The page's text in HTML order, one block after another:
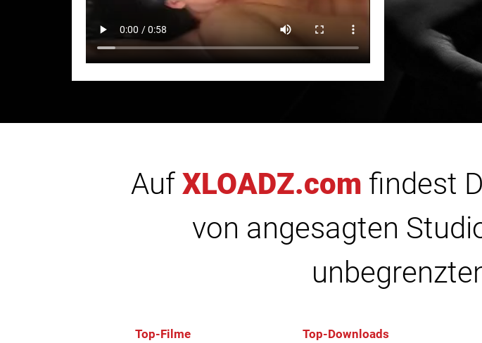
Auf XLOADZ.com findest
von angesagten
Top-Filme Top-Downloads